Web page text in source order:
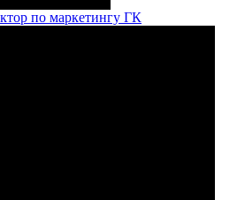
по маркетингу ГК